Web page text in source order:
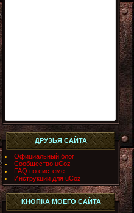
ДРУЗЬЯ САЙТА
Официальный блог
Сообщество uCoz
FAQ по системе
Инструкции для uCoz
КНОПКА МОЕГО САЙТА